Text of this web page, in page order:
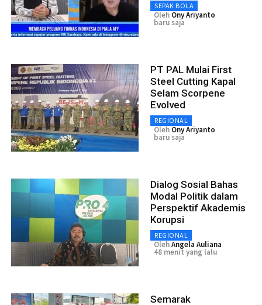
SEPAK BOLA
Oleh Ony Ariyanto
baru saja
PT PAL Mulai First
Steel Cutting Kapal
Selam Scorpene
Evolved
REGIONAL
Oleh Ony Ariyanto
baru saja
Dialog Sosial Bahas
Modal Politik dalam
Perspektif Akademis
Korupsi
REGIONAL
OlehAngela Auliana
48 menit yang lalu
Semarak